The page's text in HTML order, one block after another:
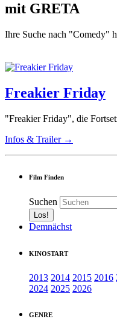
mit GRETA
Ihre Suche nach "Comedy"
Freakier Friday
"Freakier Friday", die
Infos & Trailer →
Film Finden
Suchen
Demnächst
KINOSTART
2013 2014 2015 2016
2024 2025 2026
GENRE